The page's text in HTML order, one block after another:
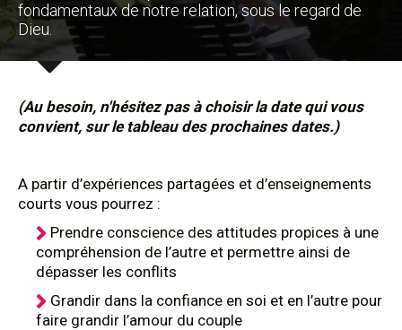
fondamentaux de notre relation, sous le regard de
Dieu.
(Au besoin, n'hésitez pas à choisir la date qui vous
convient, sur le tableau des prochaines dates.)
A partir d’expériences partagées et d’enseignements
courts vous pourrez :
Prendre conscience des attitudes propices à une
compréhension de l’autre et permettre ainsi de
dépasser les conflits
Grandir dans la confiance en soi et en l’autre pour
faire grandir l’amour du couple